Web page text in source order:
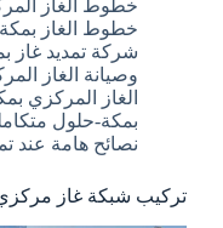
خطوط الغاز
خطوط الغاز
شركة تمديد غاز
وصيانة الغاز
الغاز المركزي
بمكة-حلول
نصائح هامة عند
تركيب شبكة غاز مركزي آمنة